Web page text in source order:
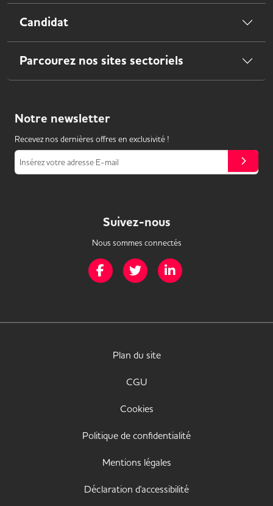
Candidat
Parcourez nos sites sectoriels
Notre newsletter
Recevez nos dernières offres en exclusivité !
Insérez votre adresse E-mail
Suivez-nous
Nous sommes connectés
Page Facebook de Mission Handicap
Page Twitter de Mission Handicap
Plan du site
CGU
Cookies
Politique de confidentialité
Mentions légales
Déclaration d'accessibilité